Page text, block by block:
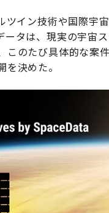
イン技術や国際宇
タは、現実の宇宙
のたび具体的な案
決めた。